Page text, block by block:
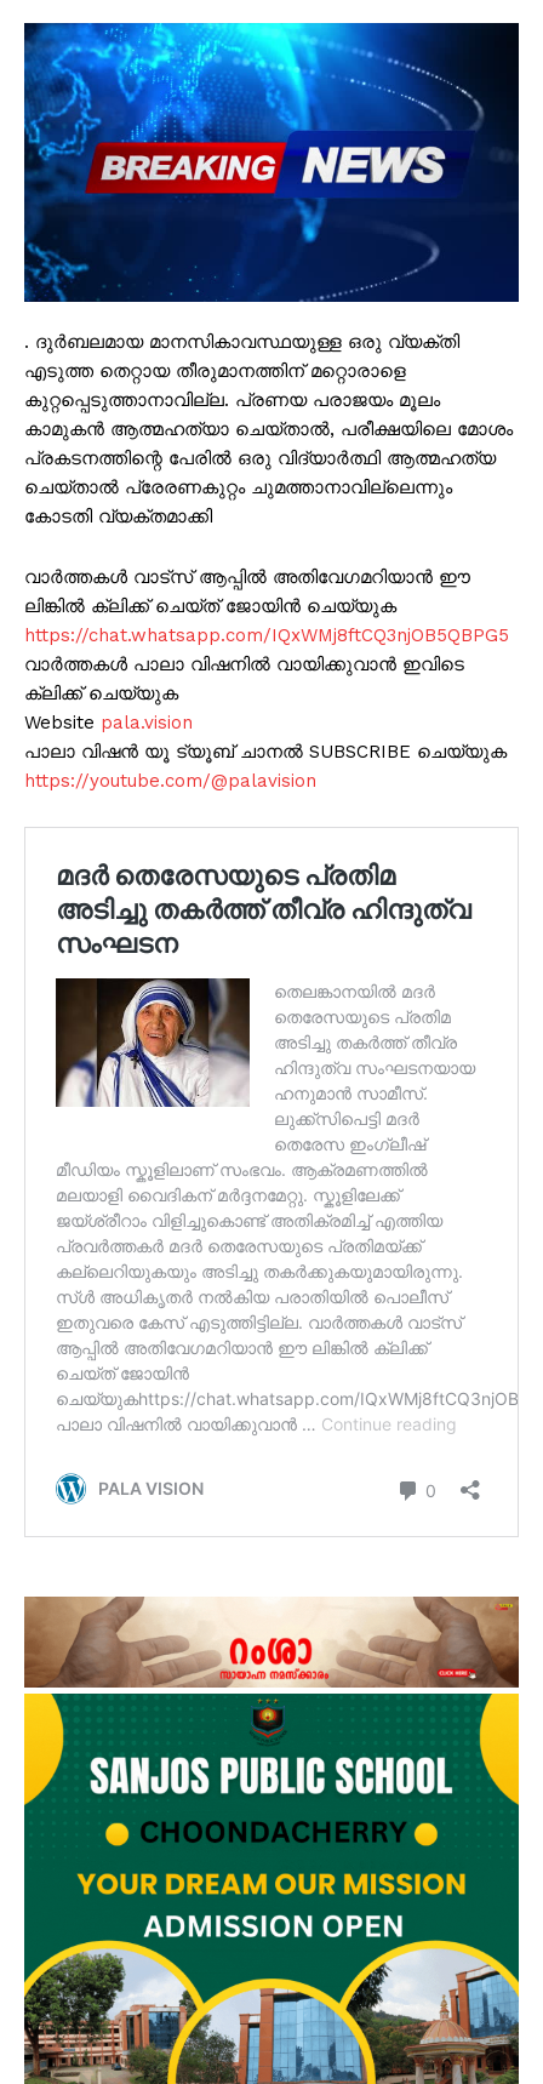
. ദുർബലമായ മാനസികാവസ്ഥയുള്ള ഒരു വ്യക്തി
എടുത്ത തെറ്റായ തീരുമാനത്തിന് മറ്റൊരാളെ
കുറ്റപ്പെടുത്താനാവില്ല. പ്രണയ പരാജയം മൂലം
കാമുകൻ ആത്മഹത്യാ ചെയ്താൽ, പരീക്ഷയിലെ മോശം
പ്രകടനത്തിന്റെ പേരിൽ ഒരു വിദ്യാർത്ഥി ആത്മഹത്യ
ചെയ്‌താൽ പ്രേരണകുറ്റം ചുമത്താനാവില്ലെന്നും
കോടതി വ്യക്തമാക്കി
വാർത്തകൾ വാട്സ് ആപ്പിൽ അതിവേഗമറിയാൻ ഈ
ലിങ്കിൽ ക്ലിക്ക് ചെയ്ത് ജോയിൻ ചെയ്യുക
https://chat.whatsapp.com/IQxWMj8ftCQ3njOB5QBPG5
വാർത്തകൾ പാലാ വിഷനിൽ വായിക്കുവാൻ ഇവിടെ
ക്ലിക്ക് ചെയ്യുക
Website pala.vision
പാലാ വിഷൻ യൂ ട്യൂബ് ചാനൽ SUBSCRIBE ചെയ്യുക
https://youtube.com/@palavision